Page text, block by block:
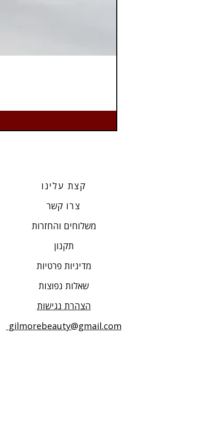
קצת עלינו
צרו קשר
משלוחים והחזרות
תקנון
מדיניות פרטיות
שאלות נפוצות
הצהרת נגישות
gilmorebeauty@gmail.com